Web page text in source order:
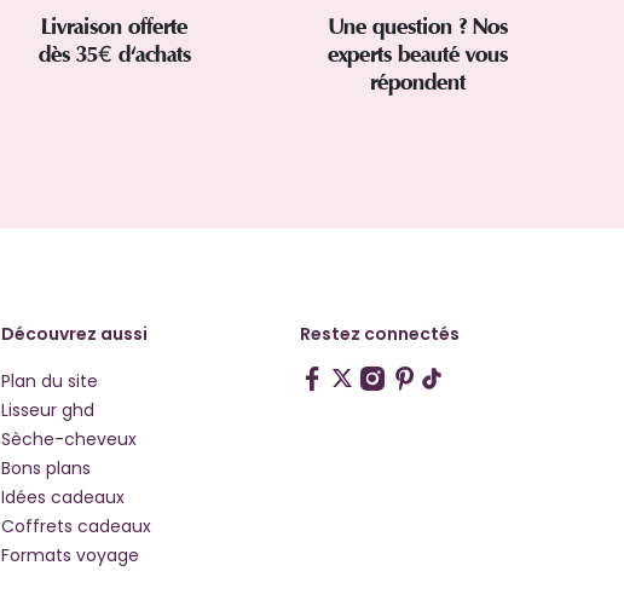
Livraison offerte
dès 35€ d'achats
Une question ? Nos
experts beauté vous
répondent
Découvrez aussi
Plan du site
Lisseur ghd
Sèche-cheveux
Bons plans
Idées cadeaux
Coffrets cadeaux
Formats voyage
Restez connectés